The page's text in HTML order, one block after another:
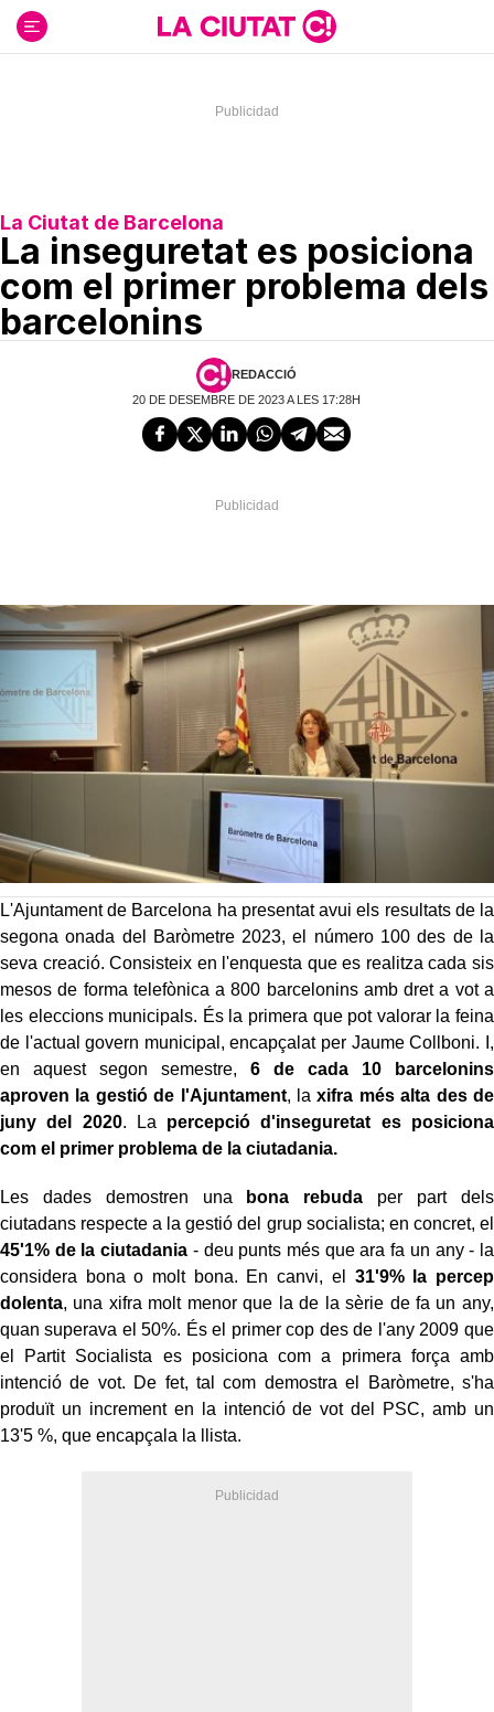
contenido
La Ciutat de Barcelona
La inseguretat es posiciona
com el primer problema dels
barcelonins
REDACCIÓ
20 DE DESEMBRE DE 2023 A LES 17:28H
L'Ajuntament de Barcelona ha presentat avui els resultats de la
segona onada del Baròmetre 2023, el número 100 des de la
seva creació. Consisteix en l'enquesta que es realitza cada sis
mesos de forma telefònica a 800 barcelonins amb dret a vot a
les eleccions municipals. És la primera que pot valorar la feina
de l'actual govern municipal, encapçalat per Jaume Collboni. I,
en aquest segon semestre, 6 de cada 10 barcelonins
aproven la gestió de l'Ajuntament, laxifra més alta des de
juny del 2020. La percepció d'inseguretat es posiciona
com el primer problema de la ciutadania.
Les dades demostren una bona rebuda per part dels
ciutadans respecte a la gestió del grup socialista; en concret, el
45'1% de la ciutadania - deu punts més que ara fa un any - la
considera bona o molt bona. En canvi, el 31'9% la percep
dolenta, una xifra molt menor que la de la sèrie de fa un any,
quan superava el 50%. És el primer cop des de l'any 2009 que
el Partit Socialista es posiciona com a primera força amb
intenció de vot. De fet, tal com demostra el Baròmetre, s'ha
produït un increment en la intenció de vot del PSC, amb un
13'5 %, que encapçala la llista.